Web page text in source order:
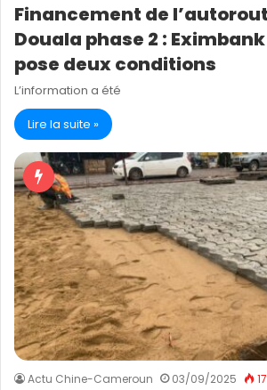
Financement de
Douala phase 2 :
pose deux conditions
L’information a été
Lire la suite »
Actu Chine-Cameroun 03/09/2025